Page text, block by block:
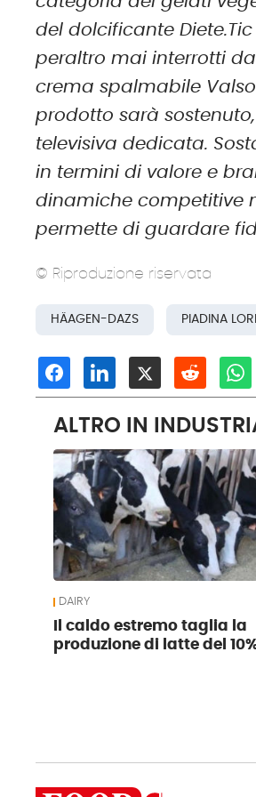
del dolcificante
peraltro mai interrotti
crema spalmabile
prodotto sarà
televisiva dedicata.
in termini di valore e
dinamiche competitive
permette di guardare
© Riproduzione riservata
HÄAGEN-DAZS PIADINA
ALTRO IN
DAIRY
Il caldo estremo taglia la
produzione di latte del